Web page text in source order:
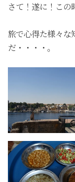
さて！遂に！この
旅で心得た様々な
だ・・・・。